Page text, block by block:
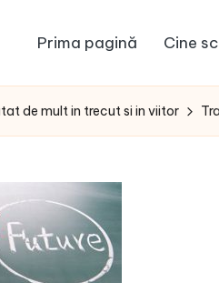
Prima pagină Cine
de mult in trecut si in viitor